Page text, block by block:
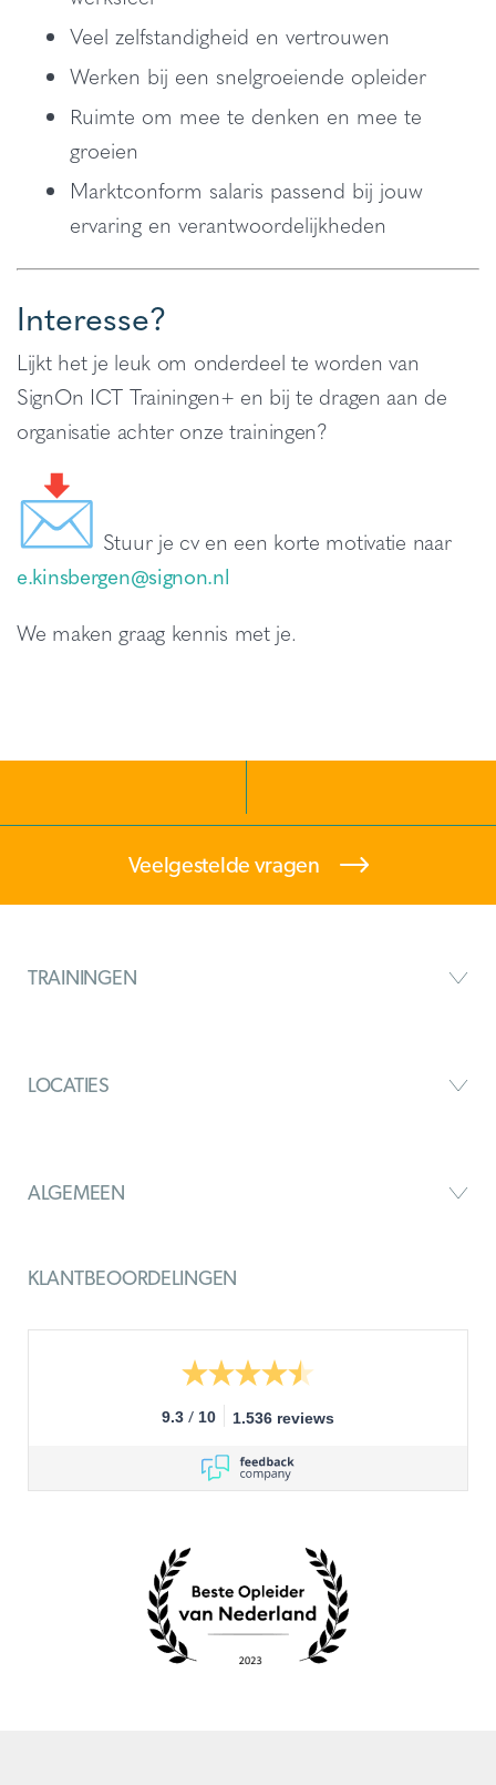
Veel zelfstandigheid en vertrouwen
Werken bij een snelgroeiende opleider
Ruimte om mee te denken en mee te
groeien
Marktconform salaris passend bij jouw
ervaring en verantwoordelijkheden
Interesse?
Lijkt het je leuk om onderdeel te worden van
SignOn ICT Trainingen+ en bij te dragen aan de
organisatie achter onze trainingen?
Stuur je cv en een korte motivatie naar
e.kinsbergen@signon.nl
We maken graag kennis met je.
Veelgestelde vragen
TRAININGEN
LOCATIES
ALGEMEEN
KLANTBEOORDELINGEN
9.3 / 10 1.536 reviews